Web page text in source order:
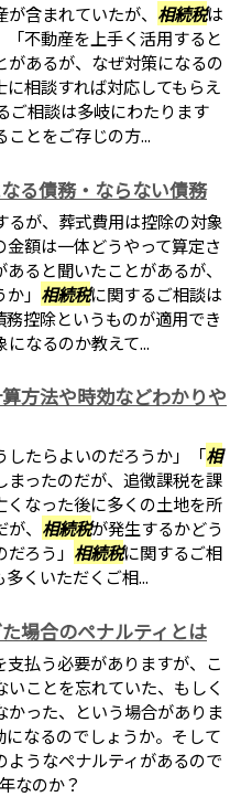
含まれていたが、 相続税は
不動産を上手く活用すると
があるが、なぜ対策になるの
に相談すれば対応してもらえ
ご相談は多岐にわたります
ことをご存じの方...
る債務・ならない債務
るが、葬式費用は控除の対象
金額は一体どうやって算定さ
ると聞いたことがあるが、
」 相続税に関するご相談は
控除というものが適用でき
なるのか教えて...
方法や時効などわかりや
したらよいのだろうか」「相
ったのだが、追徴課税を課
なった後に多くの土地を所
、 相続税が発生するかどう
ろう」 相続税に関するご相
くいただくご相...
場合のペナルティとは
支払う必要がありますが、こ
ことを忘れていた、もしく
かった、という場合がありま
なるのでしょうか。そして
うなペナルティがあるので
なのか？